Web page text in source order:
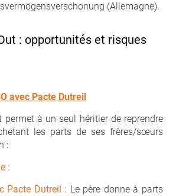
(Allemagne).
: opportunités et risques
avec Pacte Dutreil
permet à un seul héritier de reprendre
les parts de ses frères/sœurs
:
:
Pacte Dutreil : Le père donne à parts